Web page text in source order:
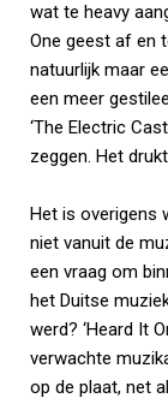
wat te heavy
One geest af en
natuurlijk maar
een meer
‘The Electric
zeggen. Het
Het is overigens
niet vanuit de
een vraag om
het Duitse
werd? ‘Heard It
verwachte
op de plaat, net